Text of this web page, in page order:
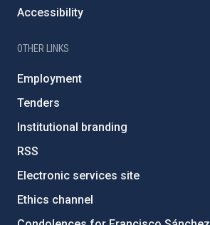
Accessibility
OTHER LINKS
Employment
Tenders
Institutional branding
RSS
Electronic services site
Ethics channel